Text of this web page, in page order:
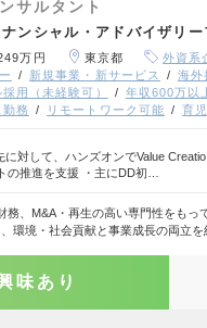
サルタント
ンシャル・アドバイザリー
万円 東京都 外資系
新規事業・新サービス 海外
用（未経験可） 年収600万以
勤務 リモートワーク可能 育
に対して、ハンズオンでValue Creatio
の推進を支援 ・主にDD初…
務、M&A・再生の高い専門性をもっ
環境・社会貢献と事業成長の両立を
味あり